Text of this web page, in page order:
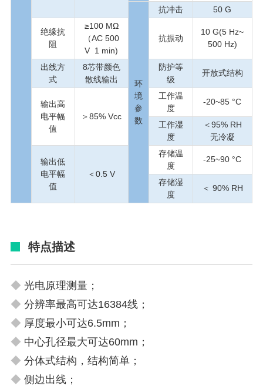
环
境
参
数
抗冲击 50 G
绝缘抗
阻
≥100 MΩ
（AC 500
V 1 min)
抗振动
10 G(5 Hz~
500 Hz)
出线方
式
8芯带颜色
散线输出
防护等
级
开放式结构
输出高
电平幅
值
＞85% Vcc
工作温
度
-20~85 °C
工作湿
度
＜95% RH
无冷凝
输出低
电平幅
值
＜0.5 V
存储温
度
-25~90 °C
存储湿
度
＜ 90% RH
特点描述
◆ 光电原理测量；
◆ 分辨率最高可达16384线；
◆ 厚度最小可达6.5mm；
◆ 中心孔径最大可达60mm；
◆ 分体式结构，结构简单；
◆ 侧边出线；